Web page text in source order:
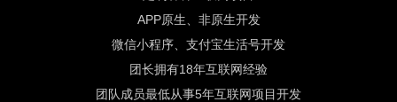
APP原生、非原生开发
微信小程序、支付宝生活号开发
团长拥有18年互联网经验
团队成员最低从事5年互联网项目开发